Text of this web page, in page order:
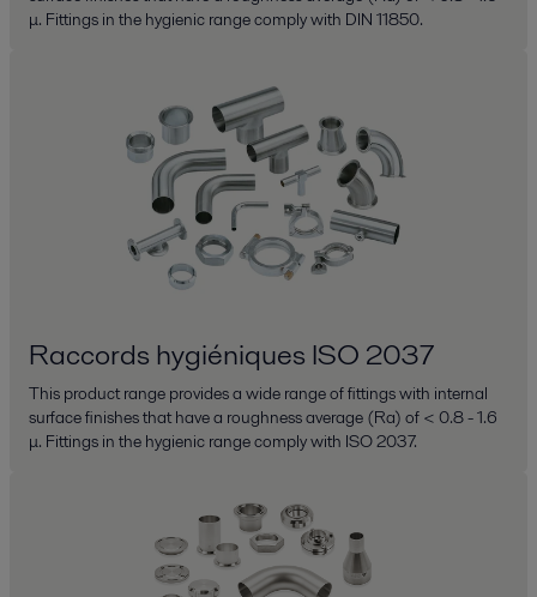
μ. Fittings in the hygienic range comply with DIN 11850.
Raccords hygiéniques ISO 2037
This product range provides a wide range of fittings with internal
surface finishes that have a roughness average (Ra) of < 0.8 - 1.6
μ. Fittings in the hygienic range comply with ISO 2037.